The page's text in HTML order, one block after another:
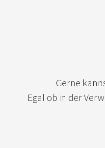
Gerne
Egal ob in der